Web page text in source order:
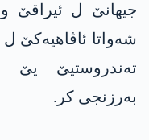
جیھانێ ل ئیراقێ
شەواتا ئاڤاھیەکێ
تەندروستیێ یێ
بەرزنجی کر.